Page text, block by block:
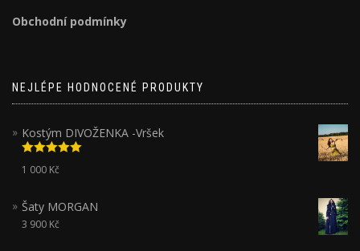
Obchodní podmínky
NEJLÉPE HODNOCENÉ PRODUKTY
Kostým DIVOŽENKA -Vršek
Hodnocení
5.00z 5
1 000 Kč
Šaty MORGAN
3 900 Kč